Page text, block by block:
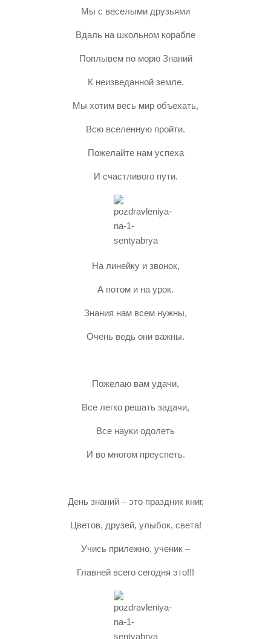
Мы с веселыми друзьями
Вдаль на школьном корабле
Поплывем по морю Знаний
К неизведанной земле.
Мы хотим весь мир объехать,
Всю вселенную пройти.
Пожелайте нам успеха
И счастливого пути.
На линейку и звонок,
А потом и на урок.
Знания нам всем нужны,
Очень ведь они важны.
Пожелаю вам удачи,
Все легко решать задачи,
Все науки одолеть
И во многом преуспеть.
День знаний – это праздник книг,
Цветов, друзей, улыбок, света!
Учись прилежно, ученик –
Главней всего сегодня это!!!